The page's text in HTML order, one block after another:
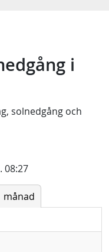
i
, solnedgång och
08:27
månad